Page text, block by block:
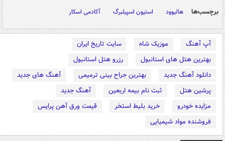
برچسب‌ها هالیوود استیون اسپیلبرگ آکادمی اسکار
آپ آهنگ موزیک شاه
سایت تاریخ ایران
بهترین هتل های استانبول
رزرو هتل استانبول
دانلود آهنگ جدید
بهترین جراح بینی ترمیمی
آهنگ های جدید
پرشین هتل
ثبت نام بیمه اربعین
آهنگ جدید
مزایده خودرو
خرید بلیط استخر
قیمت ورق آهن پرایس
فروشنده مواد شیمیایی